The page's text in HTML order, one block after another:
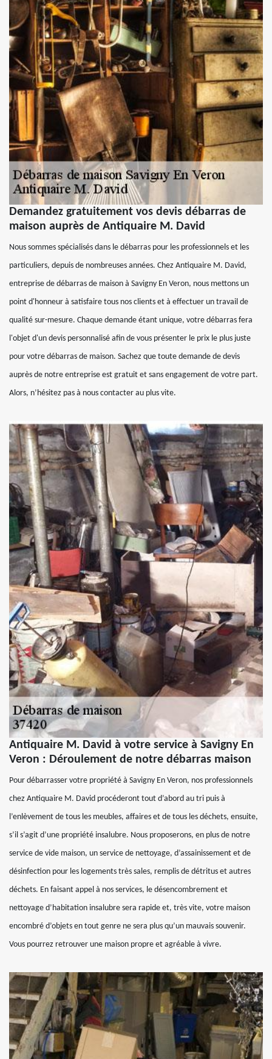
Demandez gratuitement vos devis débarras de
maison auprès de Antiquaire M. David
Nous sommes spécialisés dans le débarras pour les professionnels et les
particuliers, depuis de nombreuses années. Chez Antiquaire M. David,
entreprise de débarras de maison à Savigny En Veron, nous mettons un
point d'honneur à satisfaire tous nos clients et à effectuer un travail de
qualité sur-mesure. Chaque demande étant unique, votre débarras fera
l'objet d'un devis personnalisé afin de vous présenter le prix le plus juste
pour votre débarras de maison. Sachez que toute demande de devis
auprès de notre entreprise est gratuit et sans engagement de votre part.
Alors, n’hésitez pas à nous contacter au plus vite.
Antiquaire M. David à votre service à Savigny En
Veron : Déroulement de notre débarras maison
Pour débarrasser votre propriété à Savigny En Veron, nos professionnels
chez Antiquaire M. David procéderont tout d’abord au tri puis à
l’enlèvement de tous les meubles, affaires et de tous les déchets, ensuite,
s’il s’agit d’une propriété insalubre. Nous proposerons, en plus de notre
service de vide maison, un service de nettoyage, d’assainissement et de
désinfection pour les logements très sales, remplis de détritus et autres
déchets. En faisant appel à nos services, le désencombrement et
nettoyage d’habitation insalubre sera rapide et, très vite, votre maison
encombré d’objets en tout genre ne sera plus qu’un mauvais souvenir.
Vous pourrez retrouver une maison propre et agréable à vivre.